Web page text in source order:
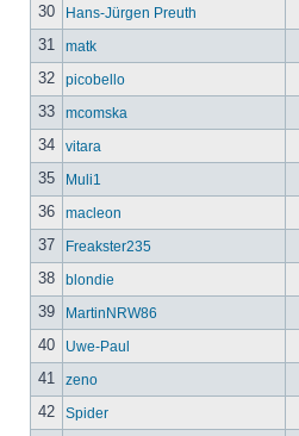
30 Hans-Jürgen Preuth
31 matk
32 picobello
33 mcomska
34 vitara
35 Muli1
36 macleon
37 Freakster235
38 blondie
39 MartinNRW86
40 Uwe-Paul
41 zeno
42 Spider